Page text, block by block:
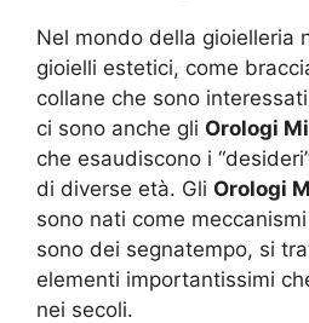
Nel mondo della gioielleria
gioielli estetici, come
collane che sono
ci sono anche gli Orologi
che esaudiscono i
di diverse età. Gli Orologi
sono nati come
sono dei segnatempo, si
elementi importantissimi
nei secoli.